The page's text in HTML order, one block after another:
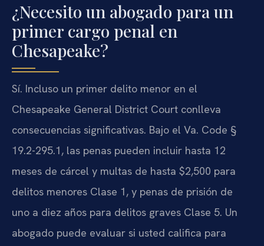
¿Necesito un abogado para un
primer cargo penal en
Chesapeake?
Sí. Incluso un primer delito menor en el
Chesapeake General District Court conlleva
consecuencias significativas. Bajo el Va. Code §
19.2-295.1, las penas pueden incluir hasta 12
meses de cárcel y multas de hasta $2,500 para
delitos menores Clase 1, y penas de prisión de
uno a diez años para delitos graves Clase 5. Un
abogado puede evaluar si usted califica para